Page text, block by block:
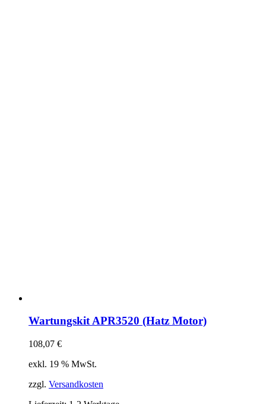
Wartungskit APR3520 (Hatz Motor)
108,07 €
exkl. 19 % MwSt.
zzgl. Versandkosten